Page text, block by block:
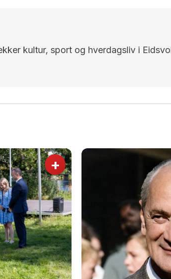
kultur, sport og hverdagsliv i
+